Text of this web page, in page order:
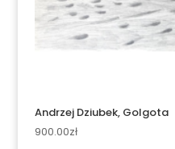
Andrzej Dziubek, Golgota
900.00zł